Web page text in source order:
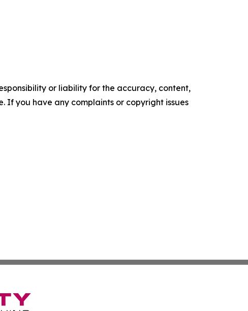
or liability for the accuracy, content,
If you have any complaints or copyright issues